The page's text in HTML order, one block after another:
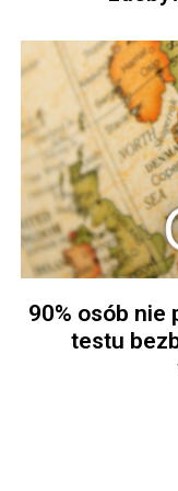
90% osób nie
testu